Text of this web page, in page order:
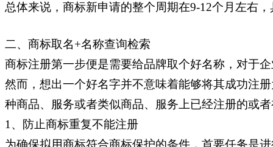
总体来说，商标新申请的整个周期在9-12个月左右
二、商标取名+名称查询检索
商标注册第一步便是需要给品牌取个好名称，对于
然而，想出一个好名字并不意味着能够将其成功注
种商品、服务或者类似商品、服务上已经注册的或
1、防止商标重复不能注册
为确保拟用商标符合商标保护的条件，首要任务是